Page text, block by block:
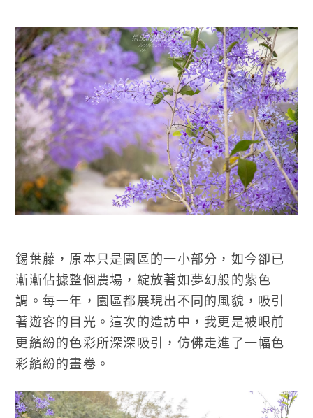
錫葉藤，原本只是園區的一小部分，如今卻已
漸漸佔據整個農場，綻放著如夢幻般的紫色
調。每一年，園區都展現出不同的風貌，吸引
著遊客的目光。這次的造訪中，我更是被眼前
更繽紛的色彩所深深吸引，仿佛走進了一幅色
彩繽紛的畫卷。